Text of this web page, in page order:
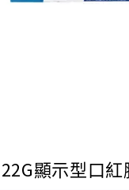
顯示型口